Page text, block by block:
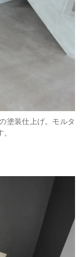
塗装仕上げ。モルタ